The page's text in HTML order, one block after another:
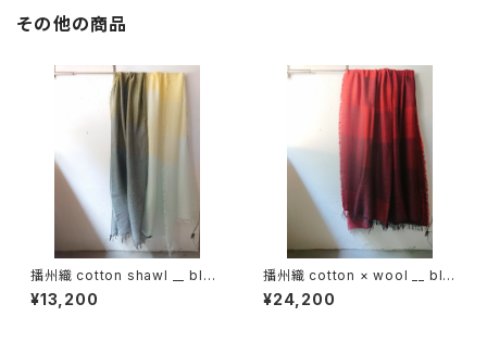
その他の商品
播州織 cotton shawl __ bloc
k 220-120 月鏡KW
¥13,200
播州織 cotton × wool __ blo
ck 220-120 落陽GK
¥24,200